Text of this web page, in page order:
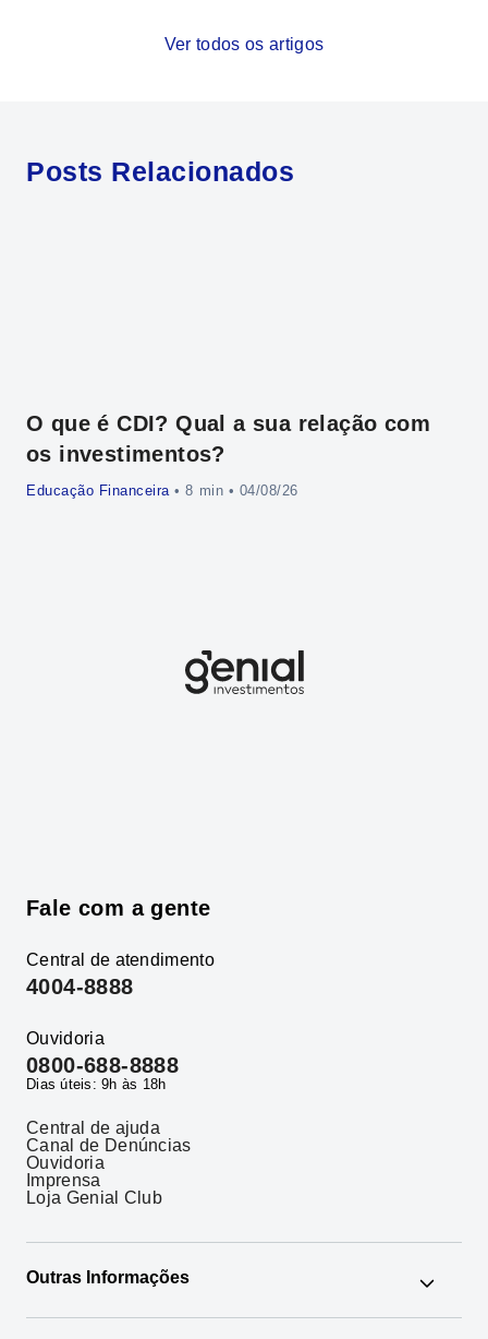
Ver todos os artigos
Posts Relacionados
O que é CDI? Qual a sua relação com
os investimentos?
Educação Financeira• • 04/08/26
Fale com a gente
Central de atendimento
4004-8888
Ouvidoria
0800-688-8888
Dias úteis: 9h às 18h
Central de ajuda
Canal de Denúncias
Ouvidoria
Imprensa
Loja Genial Club
Outras Informações